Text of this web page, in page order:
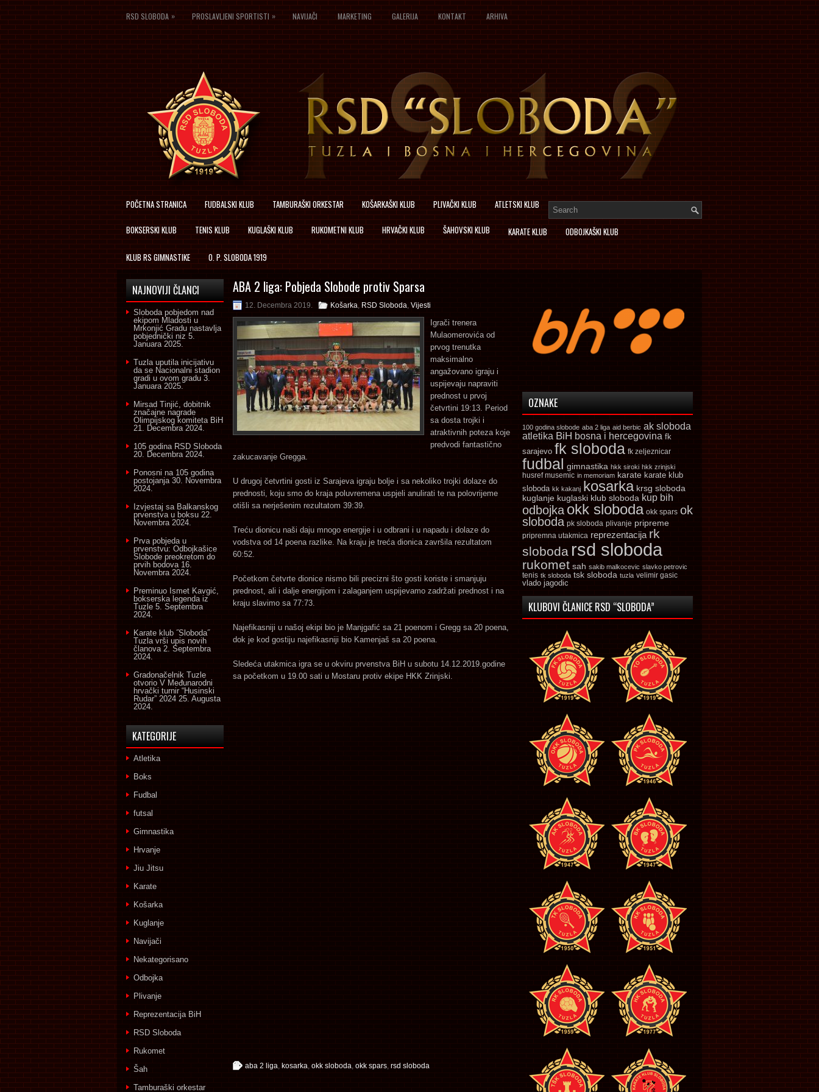
RSD SLOBODA » PROSLAVLJENI SPORTISTI » NAVIJAČI MARKETING GALERIJA KONTAKT ARHIVA
POČETNA STRANICA FUDBALSKI KLUB TAMBURAŠKI ORKESTAR KOŠARKAŠKI KLUB PLIVAČKI KLUB ATLETSKI KLUB
BOKSERSKI KLUB TENIS KLUB KUGLAŠKI KLUB RUKOMETNI KLUB HRVAČKI KLUB ŠAHOVSKI KLUB KARATE KLUB ODBOJKAŠKI KLUB
KLUB RS GIMNASTIKE O. P. SLOBODA 1919
ABA 2 liga: Pobjeda Slobode protiv Sparsa
12. Decembra 2019. Košarka, RSD Sloboda, Vijesti
Igrači trenera
Mulaomerovića od
prvog trenutka
maksimalno
angažovano igraju i
uspijevaju napraviti
prednost u prvoj
četvrtini 19:13. Period
sa dosta trojki i
atraktivnih poteza koje
predvodi fantastično
zakucavanje Gregga.
U drugoj četvrtini gosti iz Sarajeva igraju bolje i sa nekoliko trojki dolaze do
prednosti, koju smo do kraja poluvremena uspjeli anulirati te na polovrijeme
otišli sa nerješenim rezultatom 39:39.
Treću dionicu naši daju mnogo energije i u odbrani i u napadu i dolaze do
vodstva od 14 poena razlike. Na kraju je treća dionica završila rezultatom
60:52.
Početkom četvrte dionice nismo bili precizni što gosti koriste i smanjuju
prednost, ali i dalje energijom i zalaganjem uspijevamo zadržati prednost i na
kraju slavimo sa 77:73.
Najefikasniji u našoj ekipi bio je Manjgafić sa 21 poenom i Gregg sa 20 poena,
dok je kod gostiju najefikasniji bio Kamenjaš sa 20 poena.
Sledeća utakmica igra se u okviru prvenstva BiH u subotu 14.12.2019.godine
sa početkom u 19.00 sati u Mostaru protiv ekipe HKK Zrinjski.
aba 2 liga, kosarka, okk sloboda, okk spars, rsd sloboda
NAJNOVIJI ČLANCI
Sloboda pobjedom nad
ekipom Mladosti u
Mrkonjić Gradu nastavlja
pobjednički niz 5.
Januara 2025.
Tuzla uputila inicijativu
da se Nacionalni stadion
gradi u ovom gradu 3.
Januara 2025.
Mirsad Tinjić, dobitnik
značajne nagrade
Olimpijskog komiteta BiH
21. Decembra 2024.
105 godina RSD Sloboda
20. Decembra 2024.
Ponosni na 105 godina
postojanja 30. Novembra
2024.
Izvjestaj sa Balkanskog
prvenstva u boksu 22.
Novembra 2024.
Prva pobjeda u
prvenstvu: Odbojkašice
Slobode preokretom do
prvih bodova 16.
Novembra 2024.
Preminuo Ismet Kavgić,
bokserska legenda iz
Tuzle 5. Septembra
2024.
Karate klub ˝Sloboda˝
Tuzla vrši upis novih
članova 2. Septembra
2024.
Gradonačelnik Tuzle
otvorio V Međunarodni
hrvački turnir “Husinski
Rudar” 2024 25. Augusta
2024.
KATEGORIJE
Atletika
Boks
Fudbal
futsal
Gimnastika
Hrvanje
Jiu Jitsu
Karate
Košarka
Kuglanje
Navijači
Nekategorisano
Odbojka
Plivanje
Reprezentacija BiH
RSD Sloboda
Rukomet
Šah
Tamburaški orkestar
OZNAKE
100 godina slobode aba 2 liga aid berbic ak sloboda
atletika BiH bosna i hercegovina fk
sarajevo fk sloboda fk zeljeznicar
fudbal gimnastika hkk siroki hkk zrinjski
husref musemic in memoriam karate karate klub
sloboda kk kakanj kosarka krsg sloboda
kuglanje kuglaski klub sloboda kup bih
odbojka okk sloboda okk spars ok
sloboda pk sloboda plivanje pripreme
pripremna utakmica reprezentacija rk
sloboda rsd sloboda
rukomet sah sakib malkocevic slavko petrovic
tenis tk sloboda tsk sloboda tuzla velimir gasic
vlado jagodic
KLUBOVI ČLANICE RSD “SLOBODA”